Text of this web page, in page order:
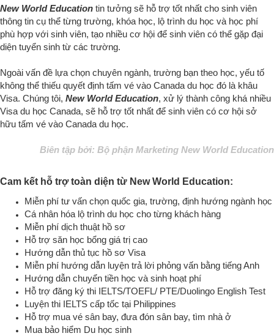
New World Education tin tưởng sẽ hỗ trợ tốt nhất cho sinh viên
thông tin cụ thể từng trường, khóa học, lộ trình du học và học phí
phù hợp với sinh viên, tạo nhiều cơ hội để sinh viên có thể gặp đại
diện tuyển sinh từ các trường.
Ngoài vấn đề lựa chọn chuyên ngành, trường bạn theo học, yếu tố
không thể thiếu quyết định tấm vé vào Canada du học đó là khâu
Visa. Chúng tôi, New World Education, xử lý thành công khá nhiều
Visa du học Canada, sẽ hỗ trợ tốt nhất để sinh viên có cơ hội sở
hữu tấm vé vào Canada du học.
Biên tập bởi: Bộ phận Marketing New World Education
Cam kết hỗ trợ toàn diện từ New World Education:
Miễn phí tư vấn chọn quốc gia, trường, định hướng ngành học
Cá nhân hóa lộ trình du học cho từng khách hàng
Miễn phí dịch thuật hồ sơ
Hỗ trợ săn học bổng giá trị cao
Hướng dẫn thủ tục hồ sơ Visa
Miễn phí hướng dẫn luyện trả lời phỏng vấn bằng tiếng Anh
Hướng dẫn chuyển tiền học và sinh hoạt phí
Hỗ trợ đăng ký thi IELTS/TOEFL/ PTE/Duolingo English Test
Luyện thi IELTS cấp tốc tại Philippines
Hỗ trợ mua vé sân bay, đưa đón sân bay, tìm nhà ở
Mua bảo hiểm Du học sinh